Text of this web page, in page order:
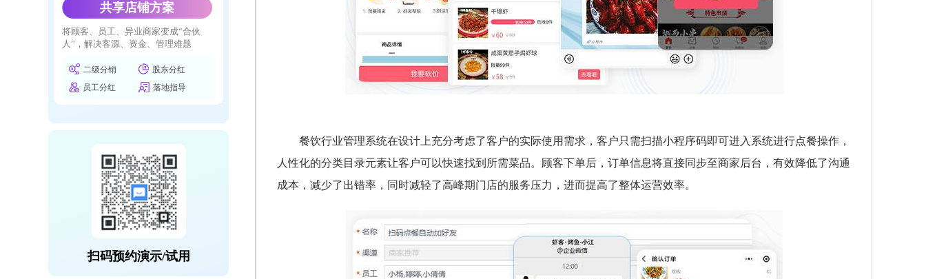
共享店铺方案
将顾客、员工、异业商家变成“合伙
人”，解决客源、资金、管理难题
二级分销
股东分红
员工分红
落地指导
扫码预约演示/试用
餐饮行业管理系统在设计上充分考虑了客户的实际使用需求，客户只需扫描小程序码即可进入系统进行点餐操作，
人性化的分类目录元素让客户可以快速找到所需菜品。顾客下单后，订单信息将直接同步至商家后台，有效降低了沟通
成本，减少了出错率，同时减轻了高峰期门店的服务压力，进而提高了整体运营效率。